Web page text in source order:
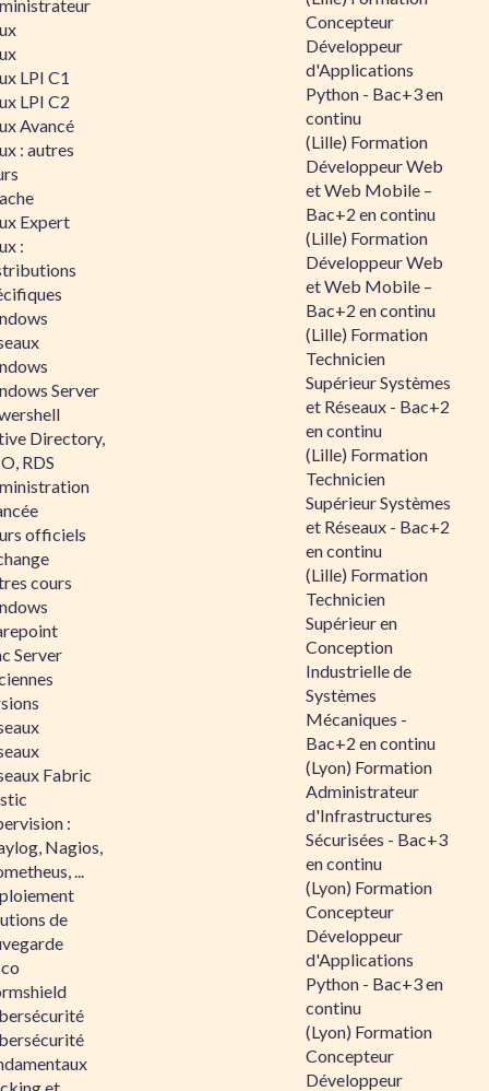
LPI C1
LPI C2
Avancé
: autres
Expert
:
Server
Directory,
RDS
officiels
cours
Server
Fabric
:
Nagios,
...
de
Concepteur
Développeur
d'Applications
Python - Bac+3 en
continu
(Lille) Formation
Développeur Web
et Web Mobile –
Bac+2 en continu
(Lille) Formation
Développeur Web
et Web Mobile –
Bac+2 en continu
(Lille) Formation
Technicien
Supérieur Systèmes
et Réseaux - Bac+2
en continu
(Lille) Formation
Technicien
Supérieur Systèmes
et Réseaux - Bac+2
en continu
(Lille) Formation
Technicien
Supérieur en
Conception
Industrielle de
Systèmes
Mécaniques -
Bac+2 en continu
(Lyon) Formation
Administrateur
d'Infrastructures
Sécurisées - Bac+3
en continu
(Lyon) Formation
Concepteur
Développeur
d'Applications
Python - Bac+3 en
continu
(Lyon) Formation
Concepteur
Développeur